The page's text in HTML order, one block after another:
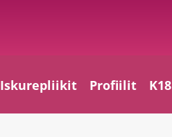
Iskurepliikit Profiilit K18